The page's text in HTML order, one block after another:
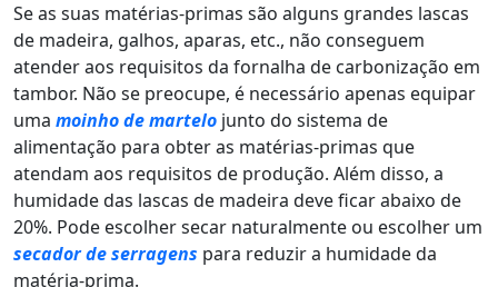
Se as suas matérias-primas são alguns grandes lascas
de madeira, galhos, aparas, etc., não conseguem
atender aos requisitos da fornalha de carbonização em
tambor. Não se preocupe, é necessário apenas equipar
uma moinho de martelo junto do sistema de
alimentação para obter as matérias-primas que
atendam aos requisitos de produção. Além disso, a
humidade das lascas de madeira deve ficar abaixo de
20%. Pode escolher secar naturalmente ou escolher um
secador de serragens para reduzir a humidade da
matéria-prima.